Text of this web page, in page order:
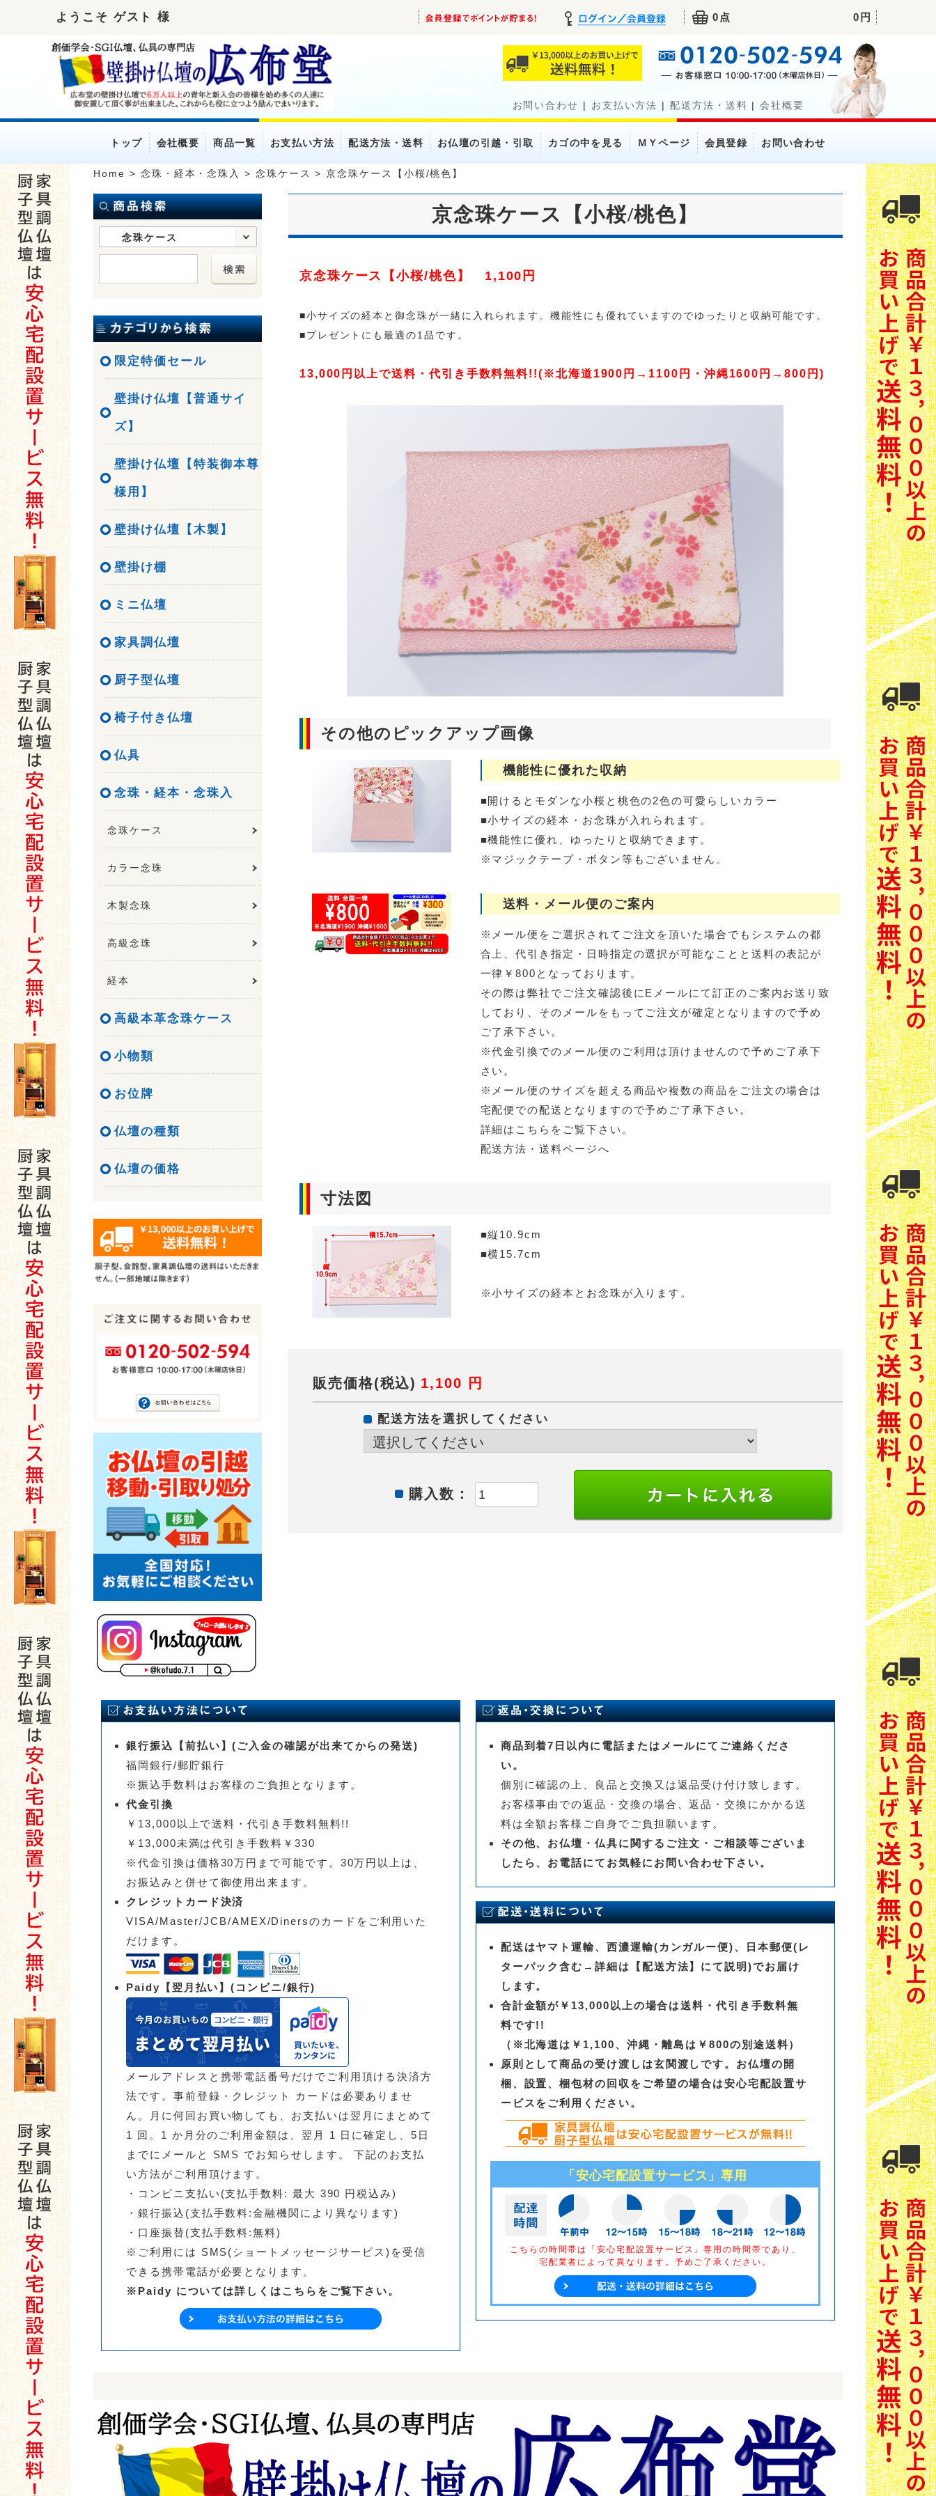
ようこそ ゲスト 様 0点 0円
お問い合わせ | お支払い方法 |配送方法・送料 |会社概要
トップ 会社概要 商品一覧 お支払い方法 配送方法・送料 お仏壇の引越・引取 カゴの中を見る ＭＹページ 会員登録 お問い合わせ
Home > 念珠・経本・念珠入 > 念珠ケース >京念珠ケース【小桜/桃色】
京念珠ケース【小桜/桃色】
京念珠ケース【小桜/桃色】 1,100円
■小サイズの経本と御念珠が一緒に入れられます。機能性にも優れていますのでゆったりと収納可能です。
■プレゼントにも最適の1品です。
13,000円以上で送料・代引き手数料無料!!(※北海道1900円→1100円・沖縄1600円→800円)
その他のピックアップ画像
機能性に優れた収納
■開けるとモダンな小桜と桃色の2色の可愛らしいカラー
■小サイズの経本・お念珠が入れられます。
■機能性に優れ、ゆったりと収納できます。
※マジックテープ・ボタン等もございません。
送料・メール便のご案内
※メール便をご選択されてご注文を頂いた場合でもシステムの都
合上、代引き指定・日時指定の選択が可能なことと送料の表記が
一律￥800となっております。
その際は弊社でご注文確認後にEメールにて訂正のご案内お送り致
しており、そのメールをもってご注文が確定となりますので予め
ご了承下さい。
※代金引換でのメール便のご利用は頂けませんので予めご了承下
さい。
※メール便のサイズを超える商品や複数の商品をご注文の場合は
宅配便での配送となりますので予めご了承下さい。
詳細はこちらをご覧下さい。
配送方法・送料ページへ
寸法図
■縦10.9cm
■横15.7cm
※小サイズの経本とお念珠が入ります。
販売価格(税込) 1,100 円
配送方法を選択してください
購入数：
念珠ケース
限定特価セール
壁掛け仏壇【普通サイ
ズ】
壁掛け仏壇【特装御本尊
様用】
壁掛け仏壇【木製】
壁掛け棚
ミニ仏壇
家具調仏壇
厨子型仏壇
椅子付き仏壇
仏具
念珠・経本・念珠入
念珠ケース
カラー念珠
木製念珠
高級念珠
経本
高級本革念珠ケース
小物類
お位牌
仏壇の種類
仏壇の価格
銀行振込【前払い】(ご入金の確認が出来てからの発送)
福岡銀行/郵貯銀行
※振込手数料はお客様のご負担となります。
代金引換
￥13,000以上で送料・代引き手数料無料!!
￥13,000未満は代引き手数料￥330
※代金引換は価格30万円まで可能です。30万円以上は、
お振込みと併せて御使用出来ます。
クレジットカード決済
VISA/Master/JCB/AMEX/Dinersのカードをご利用いた
だけます。
Paidy【翌月払い】(コンビニ/銀行)
メールアドレスと携帯電話番号だけでご利用頂ける決済方
法です。事前登録・クレジット カードは必要ありませ
ん。月に何回お買い物しても、お支払いは翌月にまとめて
1 回。1 か月分のご利用金額は、翌月 1 日に確定し、5日
までにメールと SMS でお知らせします。 下記のお支払
い方法がご利用頂けます。
・コンビニ支払い(支払手数料: 最大 390 円税込み)
・銀行振込(支払手数料:金融機関により異なります)
・口座振替(支払手数料:無料)
※ご利用には SMS(ショートメッセージサービス)を受信
できる携帯電話が必要となります。
※Paidy については詳しくはこちらをご覧下さい。
商品到着7日以内に電話またはメールにてご連絡くださ
い。
個別に確認の上、良品と交換又は返品受け付け致します。
お客様事由での返品・交換の場合、返品・交換にかかる送
料は全額お客様ご自身でご負担願います。
その他、お仏壇・仏具に関するご注文・ご相談等ございま
したら、お電話にてお気軽にお問い合わせ下さい。
配送はヤマト運輸、西濃運輸(カンガルー便)、日本郵便(レ
ターパック含む→詳細は【配送方法】にて説明)でお届け
します。
合計金額が￥13,000以上の場合は送料・代引き手数料無
料です!!
（※北海道は￥1,100、沖縄・離島は￥800の別途送料）
原則として商品の受け渡しは玄関渡しです。お仏壇の開
梱、設置、梱包材の回収をご希望の場合は安心宅配設置サ
ービスをご利用ください。
「安心宅配設置サービス」専用
こちらの時間帯は「安心宅配設置サービス」専用の時間帯であり、
宅配業者によって異なります。予めご了承ください。